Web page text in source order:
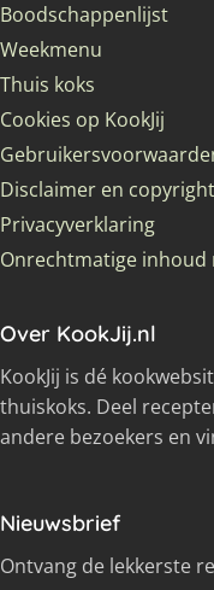
Boodschappenlijst
Weekmenu
Thuis koks
Cookies op KookJij
Disclaimer en copyright
Privacyverklaring
Onrechtmatige inhoud
Over KookJij.nl
KookJij is dé
thuiskoks. Deel
andere bezoekers en
Nieuwsbrief
Ontvang de lekkerste